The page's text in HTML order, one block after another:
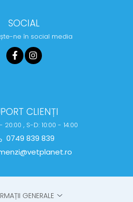
SOCIAL
ne în social media
CLIENȚI
20:00 , S-D: 10:00 - 14:00
0749 839 839
GENERALE